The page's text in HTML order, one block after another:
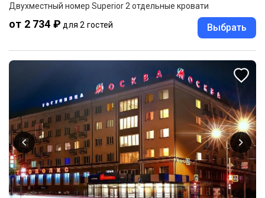
Двухместный номер Superior 2 отдельные кровати
от 2 734 ₽ для 2 гостей Выбрать